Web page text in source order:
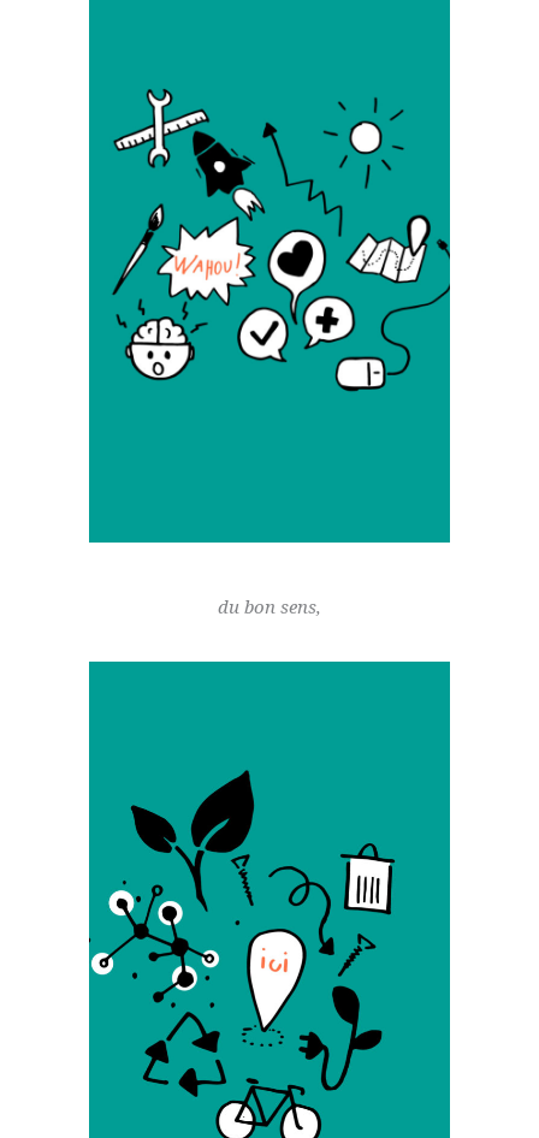
aux problématiques inédites, en utilisant des
méthodes variées. Design de produit et
d’espace, design de service, scénographie,
graphisme, co-conception et prototypage :
je puise dans mes différents savoir-faire
pour vous accompagner dans la réalisation
de vos projets, toujours en sur-mesure.
Quelle que soit l’échelle de projet, je veille à
bien saisir le contexte du projet et les
ambitions que vous portez à travers ce
dernier. Une fois ces bonnes bases définies,
du bon sens,
De mon point de vue, le designer a la
responsabilité de proposer des solutions
respectueuses de l’homme et de
l’environnement. C’est pour ces raisons que
j’applique autant que faire se peut, certaines
stratégies qui se rapportent à l’éco-
conception et à l’Economie Sociale et
Solidaire : je veille à limiter l’impact
environnemental des projets, je privilégie
des matériaux bio-sourcés ou en seconde
vie, je recherche des partenaires locaux pour
le développement ou la production de
certains éléments, je favorise les low-tech et